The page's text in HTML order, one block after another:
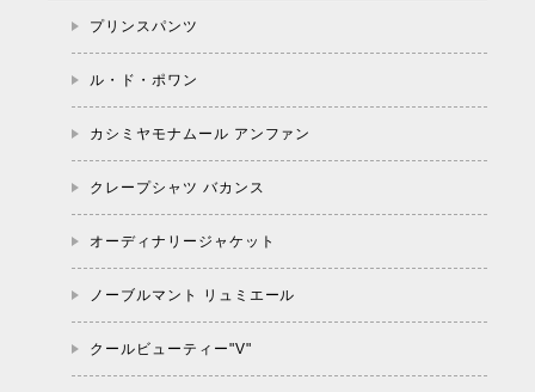
プリンスパンツ
ル・ド・ポワン
カシミヤモナムール アンファン
クレープシャツ バカンス
オーディナリージャケット
ノーブルマント リュミエール
クールビューティー"V"